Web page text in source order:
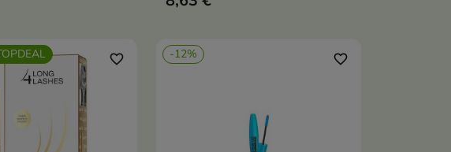
favorite_border -12% favorite_border